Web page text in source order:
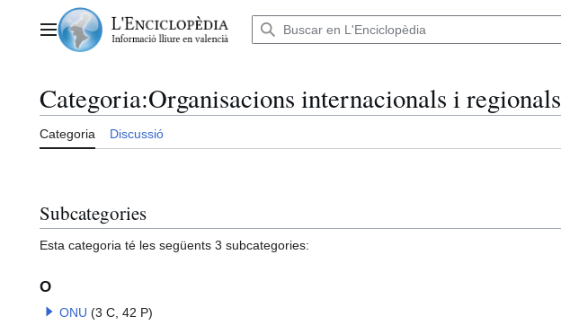
contingutMenú principal
Categoria:Organisacions internacionals i regionals
Categoria Discussió
Subcategories
Esta categoria té les següents 3 subcategories:
O
ONU (3 C, 42 P)